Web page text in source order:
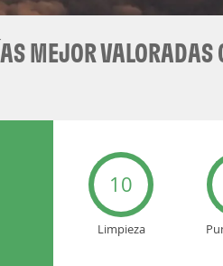
MEJOR VALORADAS
10
Limpieza